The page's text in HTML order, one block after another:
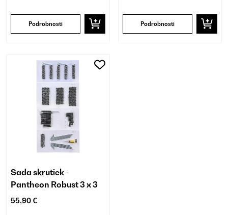
Podrobnosti Podrobnosti
Sada skrutiek -
Pantheon Robust 3 x 3
55,90 €